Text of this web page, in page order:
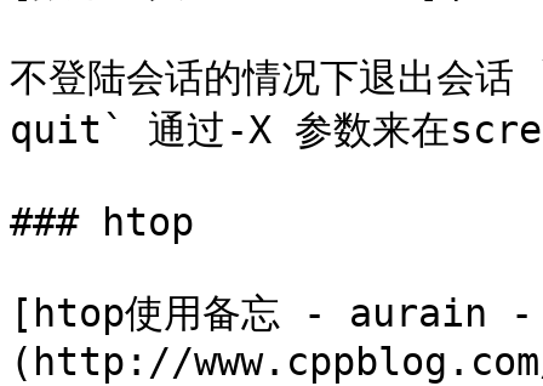
不登陆会话的情况下退出
quit` 通过-X 参数来在
### htop
[htop使用备忘 - aurain -
(http://